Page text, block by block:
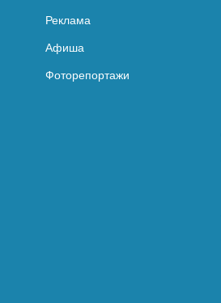
Реклама
Афиша
Фоторепортажи